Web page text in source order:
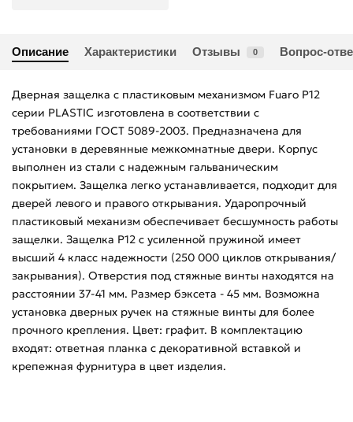
Описание Характеристики Отзывы 0 Вопрос-
Дверная защелка с пластиковым механизмом Fuaro P12
серии PLASTIC изготовлена в соответствии с
требованиями ГОСТ 5089-2003. Предназначена для
установки в деревянные межкомнатные двери. Корпус
выполнен из стали с надежным гальваническим
покрытием. Защелка легко устанавливается, подходит для
дверей левого и правого открывания. Ударопрочный
пластиковый механизм обеспечивает бесшумность работы
защелки. Защелка P12 с усиленной пружиной имеет
высший 4 класс надежности (250 000 циклов открывания/
закрывания). Отверстия под стяжные винты находятся на
расстоянии 37-41 мм. Размер бэксета - 45 мм. Возможна
установка дверных ручек на стяжные винты для более
прочного крепления. Цвет: графит. В комплектацию
входят: ответная планка с декоративной вставкой и
крепежная фурнитура в цвет изделия.